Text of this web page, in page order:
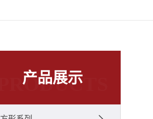
产品展示
PRODUCTS